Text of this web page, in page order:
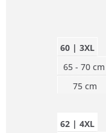
60 | 3XL
65 - 70 cm
75 cm
62 | 4XL